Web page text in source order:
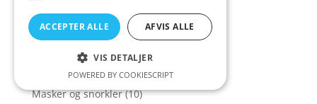
Lygter / Tilbehør
(10)
Lygter til UV-Jagt (1)
Manometre (2)
Masker og snorkler (10)
ACCEPTER ALLE AFVIS ALLE
VIS DETALJER
POWERED BY COOKIESCRIPT